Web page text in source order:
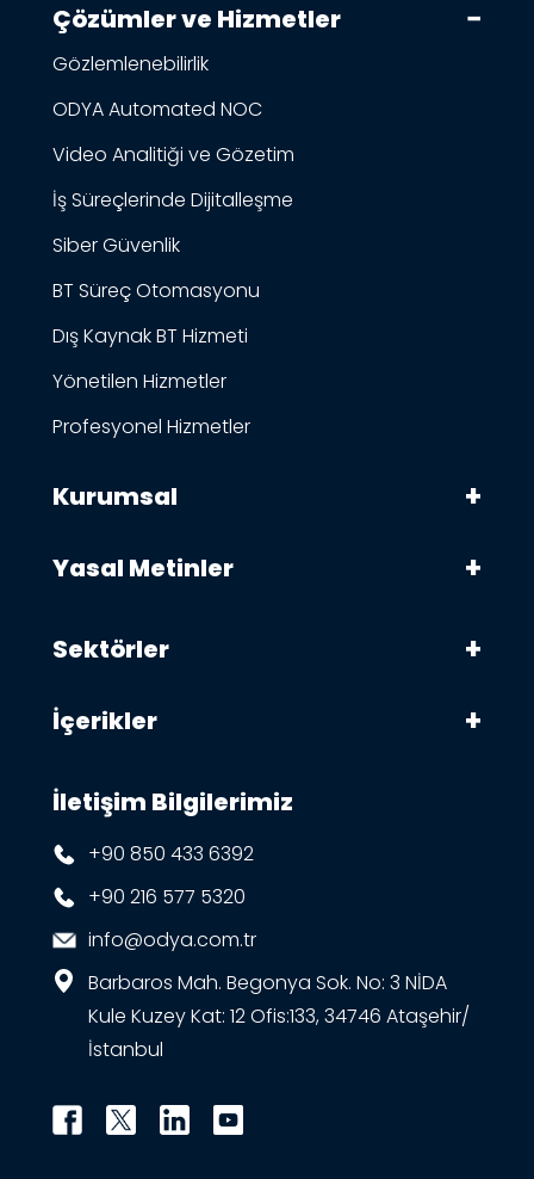
Çözümler ve Hizmetler
Gözlemlenebilirlik
ODYA Automated NOC
Video Analitiği ve Gözetim
İş Süreçlerinde Dijitalleşme
Siber Güvenlik
BT Süreç Otomasyonu
Dış Kaynak BT Hizmeti
Yönetilen Hizmetler
Profesyonel Hizmetler
Kurumsal
Yasal Metinler
Sektörler
İçerikler
İletişim Bilgilerimiz
+90 850 433 6392
+90 216 577 5320
info@odya.com.tr
Barbaros Mah. Begonya Sok. No: 3 NİDA
Kule Kuzey Kat: 12 Ofis:133, 34746 Ataşehir/
İstanbul